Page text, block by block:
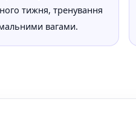
тижня, тренування
вагами.